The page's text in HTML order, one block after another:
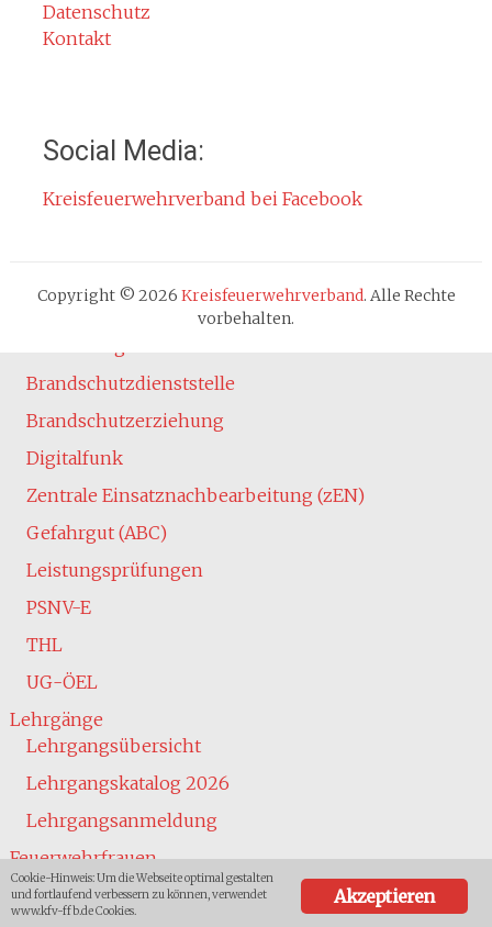
Gefahr durch Kohlenmonoxid
Cookie-Hinweis
Atemschutz
Brandschutzdienststelle
Brandschutzerziehung
Digitalfunk
Zentrale Einsatznachbearbeitung (zEN)
Gefahrgut (ABC)
Leistungsprüfungen
PSNV-E
THL
UG-ÖEL
Lehrgänge
Lehrgangsübersicht
Lehrgangskatalog 2026
Lehrgangsanmeldung
Feuerwehrfrauen
Jugend
Übersicht
Datenschutz
Kontakt
Social Media:
Kreisfeuerwehrverband bei Facebook
Copyright © 2026 Kreisfeuerwehrverband. Alle Rechte
vorbehalten.
Akzeptieren
Cookie-Hinweis: Um die Webseite optimal gestalten
und fortlaufend verbessern zu können, verwendet
www.kfv-ffb.de Cookies.